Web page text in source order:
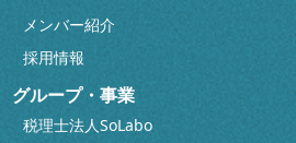
メンバー紹介
採用情報
グループ・事業
税理士法人SoLabo